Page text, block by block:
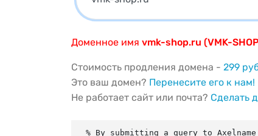
Доменное имя vmk-shop.ru (VMK-
Стоимость продления домена - 299
Это ваш домен? Перенесите его к нам!
Не работает сайт или почта? Сделать
% By submitting a query to